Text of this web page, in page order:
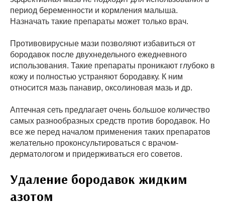
период беременности и кормления малыша.
Назначать такие препараты может только врач.
Противовирусные мази позволяют избавиться от
бородавок после двухнедельного ежедневного
использования. Такие препараты проникают глубоко в
кожу и полностью устраняют бородавку. К ним
относится мазь панавир, оксолиновая мазь и др.
Аптечная сеть предлагает очень большое количество
самых разнообразных средств против бородавок. Но
все же перед началом применения таких препаратов
желательно проконсультироваться с врачом-
дерматологом и придерживаться его советов.
Удаление бородавок жидким
азотом